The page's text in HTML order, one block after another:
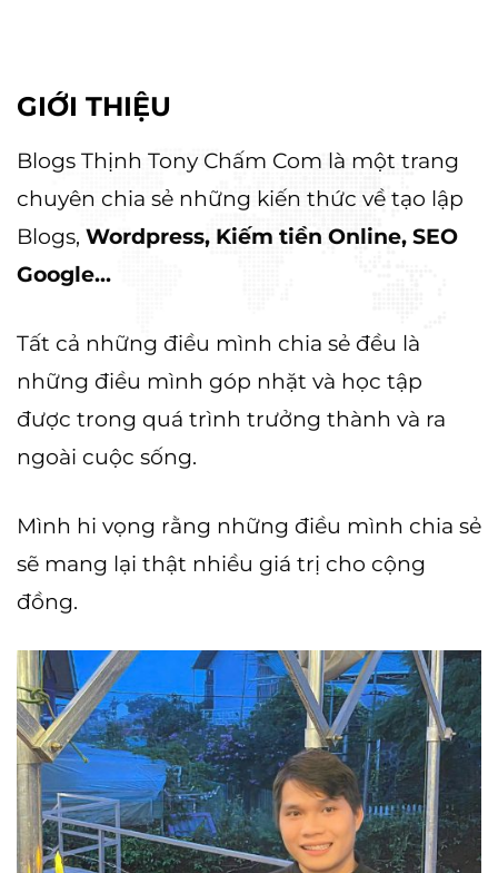
GIỚI THIỆU
Blogs Thịnh Tony Chấm Com là một trang
chuyên chia sẻ những kiến thức về tạo lập
Blogs, Wordpress, Kiếm tiền Online, SEO
Google...
Tất cả những điều mình chia sẻ đều là
những điều mình góp nhặt và học tập
được trong quá trình trưởng thành và ra
ngoài cuộc sống.
Mình hi vọng rằng những điều mình chia sẻ
sẽ mang lại thật nhiều giá trị cho cộng
đồng.